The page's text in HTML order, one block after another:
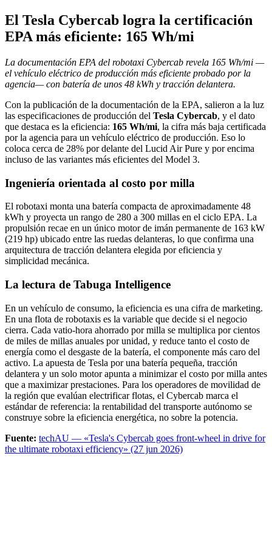
El Tesla Cybercab logra la certificación
EPA más eficiente: 165 Wh/mi
La documentación EPA del robotaxi Cybercab revela 165 Wh/mi —
el vehículo eléctrico de producción más eficiente probado por la
agencia— con batería de unos 48 kWh y tracción delantera.
Con la publicación de la documentación de la EPA, salieron a la luz
las especificaciones de producción del Tesla Cybercab, y el dato
que destaca es la eficiencia: 165 Wh/mi, la cifra más baja certificada
por la agencia para un vehículo eléctrico de producción. Eso lo
coloca cerca de 28% por delante del Lucid Air Pure y por encima
incluso de las variantes más eficientes del Model 3.
Ingeniería orientada al costo por milla
El robotaxi monta una batería compacta de aproximadamente 48
kWh y proyecta un rango de 280 a 300 millas en el ciclo EPA. La
propulsión recae en un único motor de imán permanente de 163 kW
(219 hp) ubicado entre las ruedas delanteras, lo que confirma una
arquitectura de tracción delantera elegida por eficiencia y
simplicidad mecánica.
La lectura de Tabuga Intelligence
En un vehículo de consumo, la eficiencia es una cifra de marketing.
En una flota de robotaxis es la variable que decide si el negocio
cierra. Cada vatio-hora ahorrado por milla se multiplica por cientos
de miles de millas anuales por unidad, y reduce tanto el costo de
energía como el desgaste de la batería, el componente más caro del
activo. La apuesta de Tesla por una batería pequeña, tracción
delantera y un solo motor apunta a minimizar el costo por milla antes
que a maximizar prestaciones. Para los operadores de movilidad de
la región que evalúan electrificar flotas, el Cybercab marca el
estándar de referencia: la rentabilidad del transporte autónomo se
construye sobre la eficiencia energética, no sobre la potencia.
Fuente: techAU — «Tesla's Cybercab goes front-wheel in drive for
the ultimate robotaxi efficiency» (27 jun 2026)